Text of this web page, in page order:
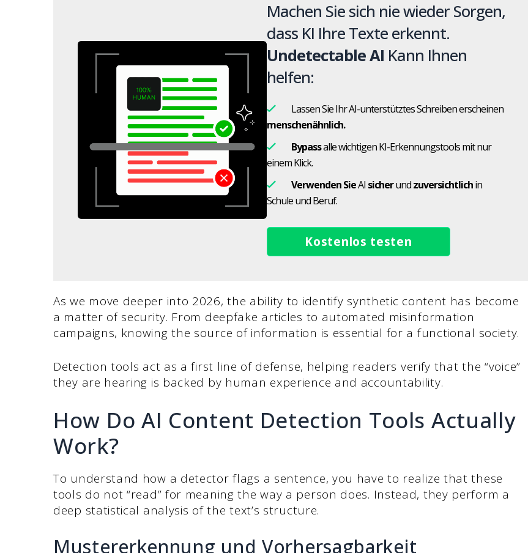
Machen Sie sich nie wieder Sorgen,
dass KI Ihre Texte erkennt.
Undetectable AI Kann Ihnen
helfen:
Lassen Sie Ihr AI-unterstütztes Schreiben erscheinen
menschenähnlich.
Bypassalle wichtigen KI-Erkennungstools mit nur
einem Klick.
Verwenden SieAI sicherundzuversichtlichin
Schule und Beruf.
Kostenlos testen
As we move deeper into 2026, the ability to identify synthetic content has become
a matter of security. From deepfake articles to automated misinformation
campaigns, knowing the source of information is essential for a functional society.
Detection tools act as a first line of defense, helping readers verify that the “voice”
they are hearing is backed by human experience and accountability.
How Do AI Content Detection Tools Actually
Work?
To understand how a detector flags a sentence, you have to realize that these
tools do not “read” for meaning the way a person does. Instead, they perform a
deep statistical analysis of the text’s structure.
Mustererkennung und Vorhersagbarkeit